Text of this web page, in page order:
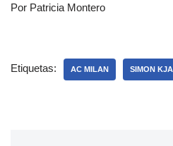
Por Patricia Montero
Etiquetas: AC MILAN SIMON